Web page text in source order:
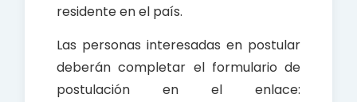
residente en el país.
Las personas interesadas en postular
deberán completar el formulario de
postulación en el enlace: